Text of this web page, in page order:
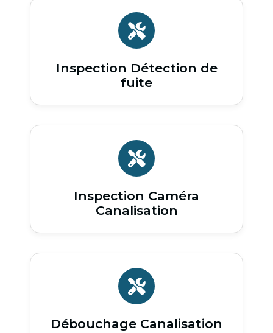
Inspection Détection de
fuite
Inspection Caméra
Canalisation
Débouchage Canalisation